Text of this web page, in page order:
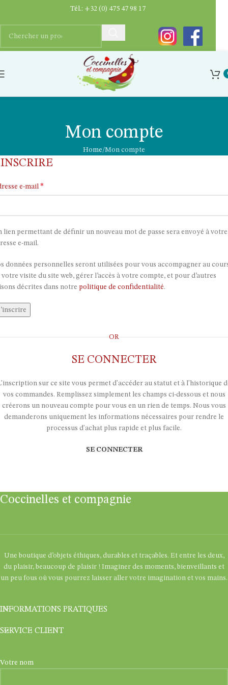
Mon compte
Home Mon compte
e-mail *
lien permettant de définir un nouveau mot de passe sera envoyé à votre
e-mail.
données personnelles seront utilisées pour vous accompagner au
votre visite du site web, gérer l’accès à votre compte, et pour d’autres
décrites dans notre politique de confidentialité.
OR
SE CONNECTER
sur ce site vous permet d'accéder au statut et à l'historique
vos commandes. Remplissez simplement les champs ci-dessous et nous
créerons un nouveau compte pour vous en un rien de temps. Nous vous
demanderons uniquement les informations nécessaires pour rendre le
processus d'achat plus rapide et plus facile.
SE CONNECTER
Coccinelles et compagnie
Une boutique d’objets éthiques, durables et traçables. Et entre les deux,
du plaisir, beaucoup de plaisir ! Imaginer des moments, bienveillants et
un peu fous où vous pourrez laisser aller votre imagination et vos mains.
INFORMATIONS PRATIQUES
SERVICE CLIENT
Votre nom
Tél.: +32 (0) 475 47 98 17